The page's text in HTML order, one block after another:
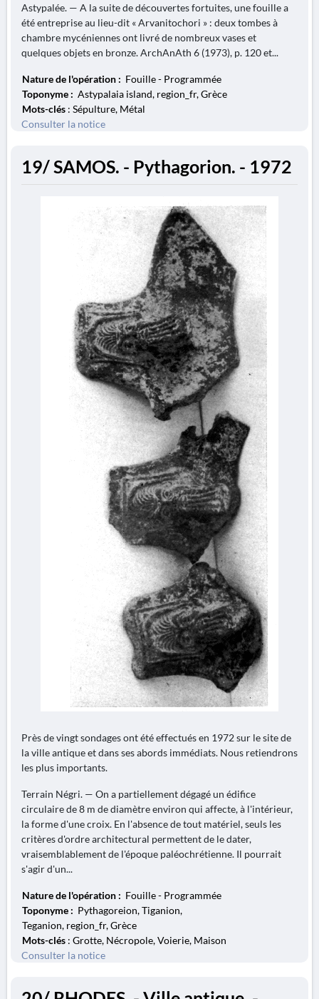
Astypalée. — A la suite de découvertes fortuites, une fouille a
été entreprise au lieu-dit « Arvanitochori » : deux tombes à
chambre mycéniennes ont livré de nombreux vases et
quelques objets en bronze. ArchAnAth 6 (1973), p. 120 et...
Nature de l'opération : Fouille - Programmée
Toponyme : Astypalaia island, region_fr, Grèce
Mots-clés : Sépulture, Métal
Consulter la notice
19/ SAMOS. - Pythagorion. - 1972
Près de vingt sondages ont été effectués en 1972 sur le site de
la ville antique et dans ses abords immédiats. Nous retiendrons
les plus importants.
Terrain Négri. — On a partiellement dégagé un édifice
circulaire de 8 m de diamètre environ qui affecte, à l'intérieur,
la forme d'une croix. En l'absence de tout matériel, seuls les
critères d'ordre architectural permettent de le dater,
vraisemblablement de l'époque paléochrétienne. Il pourrait
s'agir d'un...
Nature de l'opération : Fouille - Programmée
Toponyme : Pythagoreion, Tiganion,
Teganion, region_fr, Grèce
Mots-clés : Grotte, Nécropole, Voierie, Maison
Consulter la notice